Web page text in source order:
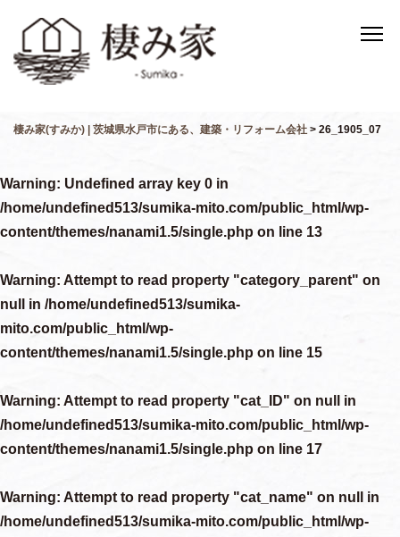
棲み家(すみか) | 茨城県水戸市にある、建築・リフォーム会社 > 26_1905_07
Warning: Undefined array key 0 in
/home/undefined513/sumika-mito.com/public_html/wp-
content/themes/nanami1.5/single.php on line 13
Warning: Attempt to read property "category_parent" on
null in /home/undefined513/sumika-
mito.com/public_html/wp-
content/themes/nanami1.5/single.php on line 15
Warning: Attempt to read property "cat_ID" on null in
/home/undefined513/sumika-mito.com/public_html/wp-
content/themes/nanami1.5/single.php on line 17
Warning: Attempt to read property "cat_name" on null in
/home/undefined513/sumika-mito.com/public_html/wp-